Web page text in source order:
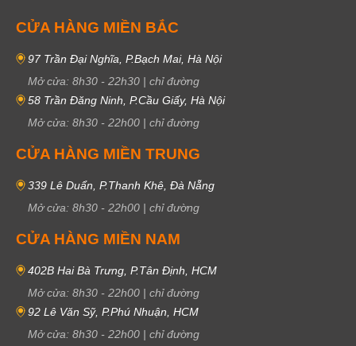
CỬA HÀNG MIỀN BẮC
97 Trần Đại Nghĩa, P.Bạch Mai, Hà Nội
Mở cửa: 8h30 - 22h30 | chỉ đường
58 Trần Đăng Ninh, P.Cầu Giấy, Hà Nội
Mở cửa: 8h30 - 22h00 | chỉ đường
CỬA HÀNG MIỀN TRUNG
339 Lê Duẩn, P.Thanh Khê, Đà Nẵng
Mở cửa: 8h30 - 22h00 | chỉ đường
CỬA HÀNG MIỀN NAM
402B Hai Bà Trưng, P.Tân Định, HCM
Mở cửa: 8h30 - 22h00 | chỉ đường
92 Lê Văn Sỹ, P.Phú Nhuận, HCM
Mở cửa: 8h30 - 22h00 | chỉ đường